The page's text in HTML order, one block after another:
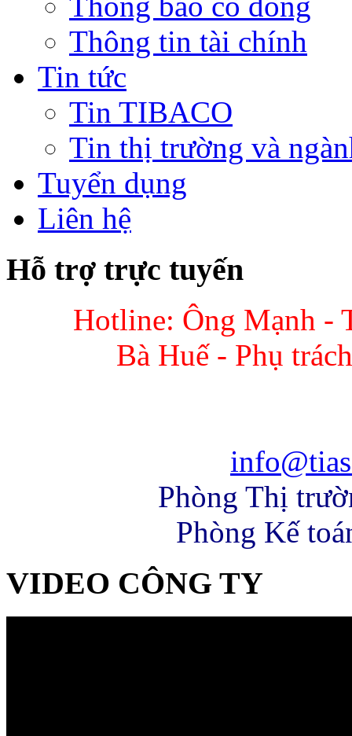
Thông tin tài chính
Tin tức
Tin TIBACO
Tin thị trường và
Tuyển dụng
Liên hệ
Hỗ trợ trực tuyến
Hotline: Ông Mạnh -
Bà Huế - Phụ
Phòng Thị
Phòng Kế
VIDEO CÔNG TY